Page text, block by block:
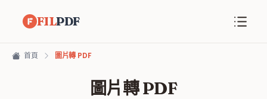
FILPDF
首頁 圖片轉 PDF
圖片轉 PDF